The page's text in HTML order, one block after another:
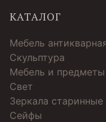
КАТАЛОГ
Мебель
Скульптура
Мебель и
Свет
Зеркала старинные
Cейфы